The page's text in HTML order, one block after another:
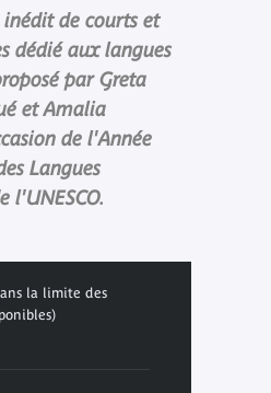
de courts et
dédié aux langues
par Greta
et Amalia
de l'Année
Langues
l'UNESCO.
la limite des